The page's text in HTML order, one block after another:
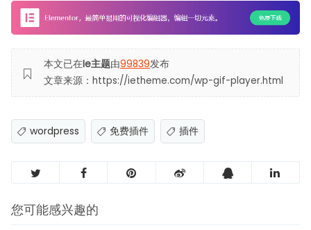
本文已在Ie主题由99839发布
文章来源：https://ietheme.com/wp-gif-player.html
wordpress 免费插件 插件
您可能感兴趣的